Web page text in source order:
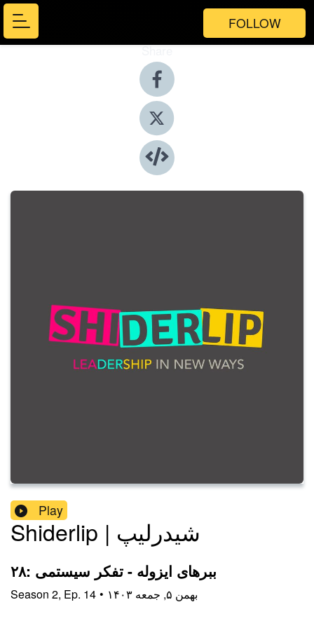
FOLLOW
Share
Play
Shiderlip | شیدرلیپ
۲۸: ببرهای ایزوله - تفکر سیستمی
Season 2, Ep. 14 • ۱۴۰۳ بهمن ۵, جمعه